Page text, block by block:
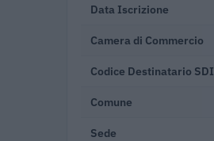
Data Iscrizione
Camera di Commercio
Codice Destinatario SDI
Comune
Sede